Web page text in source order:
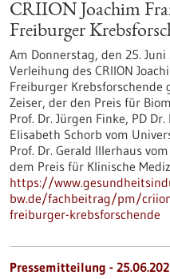
CRIION Joachim
Freiburger
Am Donnerstag, den 25.
Verleihung des CRIION
Freiburger Krebsforschende
Zeiser, der den Preis für
Prof. Dr. Jürgen Finke, PD
Elisabeth Schorb vom
Prof. Dr. Gerald Illerhaus
dem Preis für Klinische
https://
bw.de/fachbeitrag/pm/
freiburger-krebsforschende
Pressemitteilung -